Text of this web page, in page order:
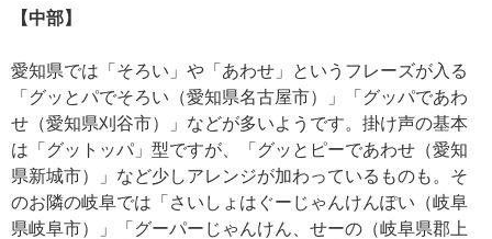
【中部】
愛知県では「そろい」や「あわせ」というフレーズが入る
「グッとパでそろい（愛知県名古屋市）」「グッパであわ
せ（愛知県刈谷市）」などが多いようです。掛け声の基本
は「グットッパ」型ですが、「グッとピーであわせ（愛知
県新城市）」など少しアレンジが加わっているものも。そ
のお隣の岐阜では「さいしょはぐーじゃんけんぽい（岐阜
県岐阜市）」「グーパーじゃんけん、せーの（岐阜県郡上